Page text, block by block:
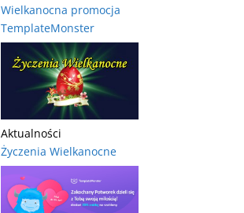
Wielkanocna promocja
TemplateMonster
Aktualności
Życzenia Wielkanocne